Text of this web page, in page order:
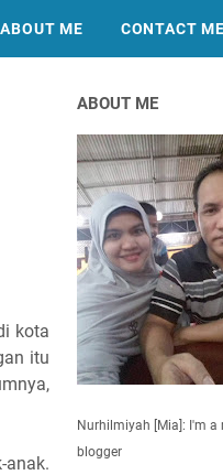
ABOUT ME CONTACT ME
kota
itu
anak.
ABOUT ME
Nurhilmiyah [Mia]: I'm a
blogger